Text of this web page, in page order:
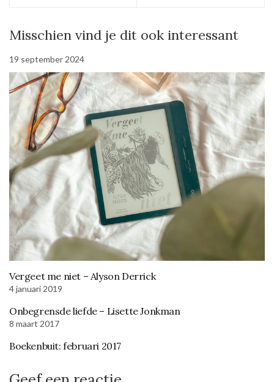
Misschien vind je dit ook interessant
19 september 2024
Vergeet me niet – Alyson Derrick
4 januari 2019
Onbegrensde liefde – Lisette Jonkman
8 maart 2017
Boekenbuit: februari 2017